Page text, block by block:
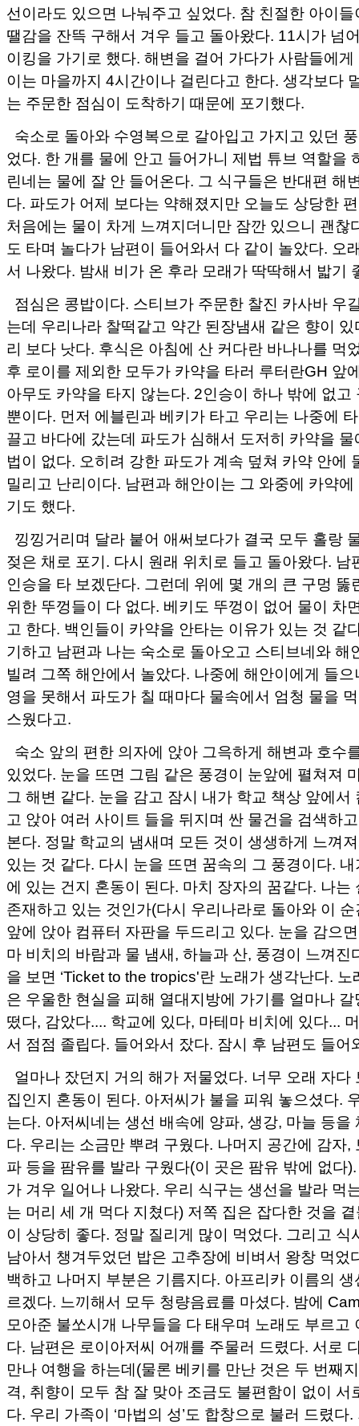
선이라도 있으면 나눠주고 싶었다. 참 친절한 아이
땔감을 잔뜩 구해서 겨우 들고 돌아왔다. 11시가 넘
이킹을 가기로 했다. 해변을 걸어 가다가 사람들에
이는 마을까지 4시간이나 걸린다고 한다. 생각보다
는 주문한 점심이 도착하기 때문에 포기했다.
숙소로 돌아와 수영복으로 갈아입고 가지고 있던
었다. 한 개를 물에 안고 들어가니 제법 튜브 역할을
린네는 물에 잘 안 들어온다. 그 식구들은 반대편 해
다. 파도가 어제 보다는 약해졌지만 오늘도 상당한
처음에는 물이 차게 느껴지더니만 잠깐 있으니 괜찮
도 타며 놀다가 남편이 들어와서 다 같이 놀았다. 오
서 나왔다. 밤새 비가 온 후라 모래가 딱딱해서 밟기
점심은 콩밥이다. 스티브가 주문한 찰진 카사바 우
는데 우리나라 찰떡같고 약간 된장냄새 같은 향이
리 보다 낫다. 후식은 아침에 산 커다란 바나나를 먹
후 로이를 제외한 모두가 카약을 타러 루터란GH 앞
아무도 카약을 타지 않는다. 2인승이 하나 밖에 없고
뿐이다. 먼저 에블린과 베키가 타고 우리는 나중에
끌고 바다에 갔는데 파도가 심해서 도저히 카약을
법이 없다. 오히려 강한 파도가 계속 덮쳐 카약 안에
밀리고 난리이다. 남편과 해안이는 그 와중에 카약
기도 했다.
낑낑거리며 달라 붙어 애써보다가 결국 모두 홀랑
젖은 채로 포기. 다시 원래 위치로 들고 돌아왔다. 남
인승을 타 보겠단다. 그런데 위에 몇 개의 큰 구멍 뚫
위한 뚜껑들이 다 없다. 베키도 뚜껑이 없어 물이 차
고 한다. 백인들이 카약을 안타는 이유가 있는 것 같
기하고 남편과 나는 숙소로 돌아오고 스티브네와 해
빌려 그쪽 해안에서 놀았다. 나중에 해안이에게 들
영을 못해서 파도가 칠 때마다 물속에서 엄청 물을
스웠다고.
숙소 앞의 편한 의자에 앉아 그윽하게 해변과 호수
있었다. 눈을 뜨면 그림 같은 풍경이 눈앞에 펼쳐져
그 해변 같다. 눈을 감고 잠시 내가 학교 책상 앞에서
고 앉아 여러 사이트 들을 뒤지며 싼 물건을 검색하
본다. 정말 학교의 냄새며 모든 것이 생생하게 느껴
있는 것 같다. 다시 눈을 뜨면 꿈속의 그 풍경이다.
에 있는 건지 혼동이 된다. 마치 장자의 꿈같다. 나는
존재하고 있는 것인가(다시 우리나라로 돌아와 이
앞에 앉아 컴퓨터 자판을 두드리고 있다. 눈을 감으
마 비치의 바람과 물 냄새, 하늘과 산, 풍경이 느껴진
을 보면 ‘Ticket to the tropics'란 노래가 생각난다. 노
은 우울한 현실을 피해 열대지방에 가기를 얼마나
떴다, 감았다.... 학교에 있다, 마테마 비치에 있다...
서 점점 졸립다. 들어와서 잤다. 잠시 후 남편도 들어
얼마나 잤던지 거의 해가 저물었다. 너무 오래 자다
집인지 혼동이 된다. 아저씨가 불을 피워 놓으셨다.
는다. 아저씨네는 생선 배속에 양파, 생강, 마늘 등을
다. 우리는 소금만 뿌려 구웠다. 나머지 공간에 감자,
파 등을 팜유를 발라 구웠다(이 곳은 팜유 밖에 없다
가 겨우 일어나 나왔다. 우리 식구는 생선을 발라 먹
는 머리 세 개 먹다 지쳤다) 저쪽 집은 잡다한 것을
이 상당히 좋다. 정말 질리게 많이 먹었다. 그리고 식
남아서 챙겨두었던 밥은 고추장에 비벼서 왕창 먹었
백하고 나머지 부분은 기름지다. 아프리카 이름의
르겠다. 느끼해서 모두 청량음료를 마셨다. 밤에
모아준 불쏘시개 나무들을 다 태우며 노래도 부르고
다. 남편은 로이아저씨 어깨를 주물러 드렸다. 서로
만나 여행을 하는데(물론 베키를 만난 것은 두 번째
격, 취향이 모두 참 잘 맞아 조금도 불편함이 없이 서
다. 우리 가족이 ‘마법의 성’도 합창으로 불러 드렸다